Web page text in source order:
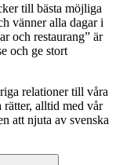
till bästa möjliga
vänner alla dagar i
och restaurang” är
och ge stort
relationer till våra
rätter, alltid med vår
att njuta av svenska